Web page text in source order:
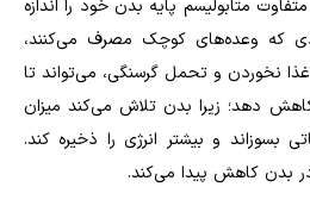
متابولیسم پایه بدن خود را اندازه
که وعده‌های کوچک مصرف می‌کنند،
غذا نخوردن و تحمل گرسنگی، می‌تواند تا
کاهش دهد؛ زیرا بدن تلاش می‌کند میزان
بسوزاند و بیشتر انرژی را ذخیره کند.
در بدن کاهش پیدا می‌کند.